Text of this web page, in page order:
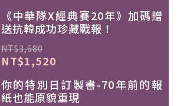
《中華隊X經典賽20年》加碼贈
送抗韓成功珍藏戰報！
NT$3,680
NT$1,520
你的特別日訂製書-70年前的報
紙也能原貌重現